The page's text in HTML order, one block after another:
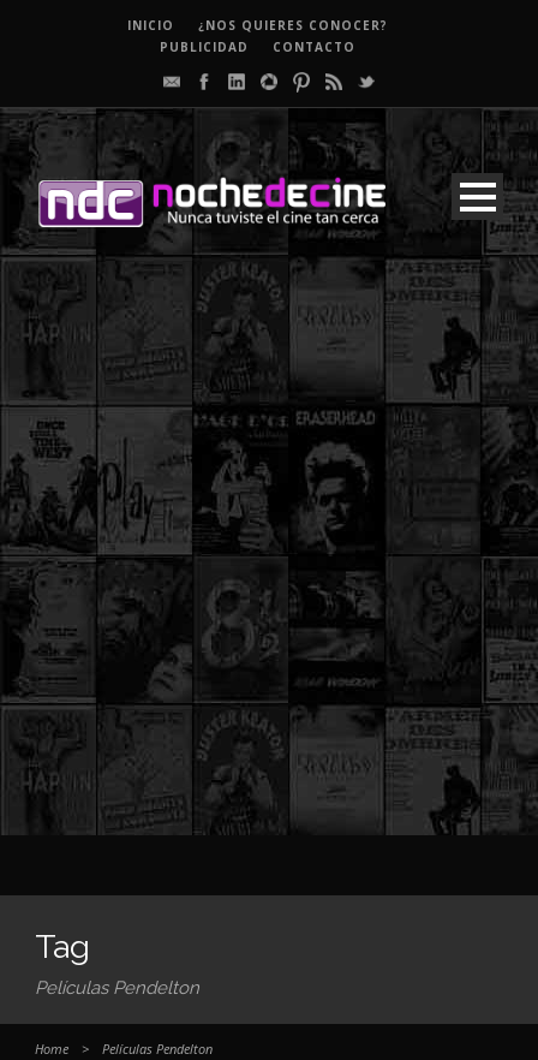
INICIO
¿NOS QUIERES CONOCER?
PUBLICIDAD
CONTACTO
Tag
Películas Pendelton
Home > Películas Pendelton